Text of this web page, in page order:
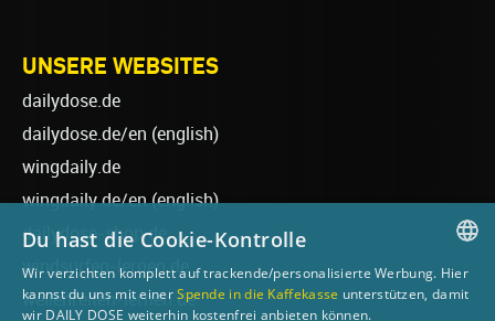
UNSERE WEBSITES
dailydose.de
dailydose.de/en (english)
wingdaily.de
wingdaily.de/en(english)
dailydose-shop.de
windsurfen-lernen.de
wellenreiten-lernen.de
GERMAN
Du hast die Cookie-Kontrolle
Wir verzichten komplett auf trackende/personalisierte Werbung. Hier
kannst du uns mit einerSpende in die Kaffekasse unterstützen, damit
wir DAILY DOSE weiterhin kostenfrei anbieten können.